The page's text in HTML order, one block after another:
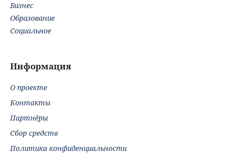
Бизнес
Образование
Социальное
Информация
О проекте
Контакты
Партнёры
Сбор средств
Политика конфиденциальности